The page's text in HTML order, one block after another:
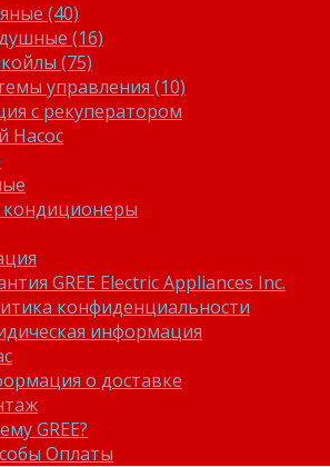
(40)
(16)
(75)
управления (10)
с рекуператором
Насос
GREE Electric Appliances Inc.
конфиденциальности
информация
о доставке
GREE?
Оплаты